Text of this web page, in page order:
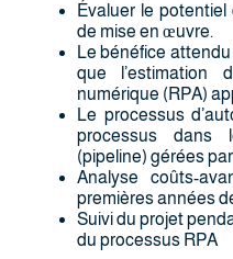
Évaluer le
de mise en œuvre.
Le bénéfice
que l’estimation
numérique (RPA)
Le processus
processus dans
(pipeline) gérées
Analyse coûts-
premières années
Suivi du projet
du processus RPA